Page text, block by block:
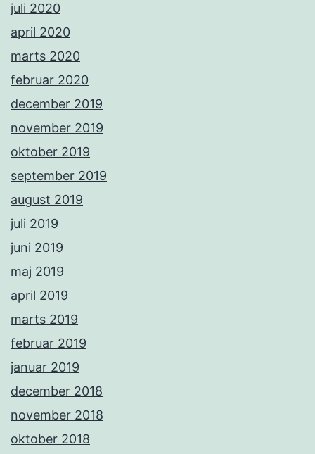
juli 2020
april 2020
marts 2020
februar 2020
december 2019
november 2019
oktober 2019
september 2019
august 2019
juli 2019
juni 2019
maj 2019
april 2019
marts 2019
februar 2019
januar 2019
december 2018
november 2018
oktober 2018